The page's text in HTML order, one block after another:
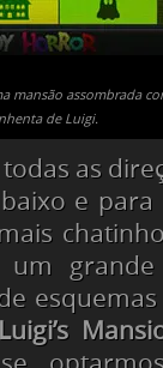
mansão assombrada
de Luigi.
as
e
grande
Luigi’s